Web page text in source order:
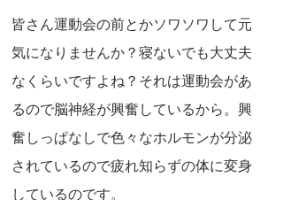
皆さん運動会の前とかソワソワして元
気になりませんか？寝ないでも大丈夫
なくらいですよね？それは運動会があ
るので脳神経が興奮しているから。興
奮しっぱなしで色々なホルモンが分泌
されているので疲れ知らずの体に変身
しているのです。